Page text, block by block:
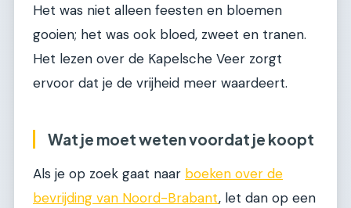
Het was niet alleen feesten en bloemen
gooien; het was ook bloed, zweet en tranen.
Het lezen over de Kapelsche Veer zorgt
ervoor dat je de vrijheid meer waardeert.
Wat je moet weten voordat je koopt
Als je op zoek gaat naar boeken over de
bevrijding van Noord-Brabant, let dan op een